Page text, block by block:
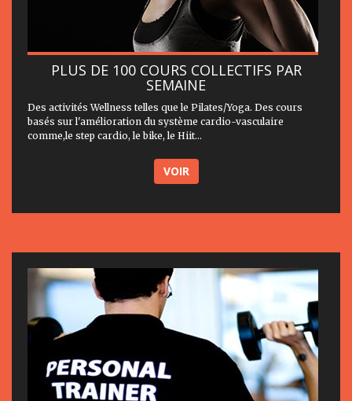
PLUS DE 100 COURS COLLECTIFS PAR
SEMAINE
Des activités Wellness telles que le Pilates/Yoga. Des cours
basés sur l'amélioration du système cardio-vasculaire
comme,le step cardio, le bike, le Hiit...
VOIR